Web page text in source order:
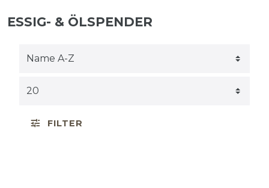
ESSIG- & ÖLSPENDER
FILTER